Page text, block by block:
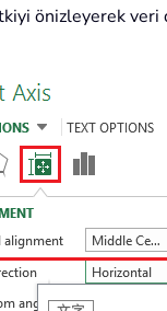
önizleyerek